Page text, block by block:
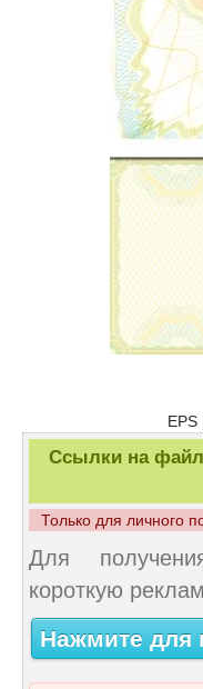
EPS
Ссылки на
Только для личного
Для
короткую
Нажмите для